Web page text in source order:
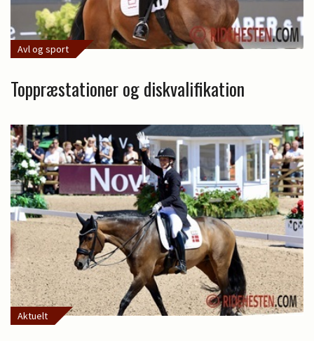
Avl og sport
Toppræstationer og diskvalifikation
Aktuelt